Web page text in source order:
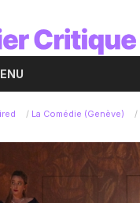
/ La Comédie (Genève) /